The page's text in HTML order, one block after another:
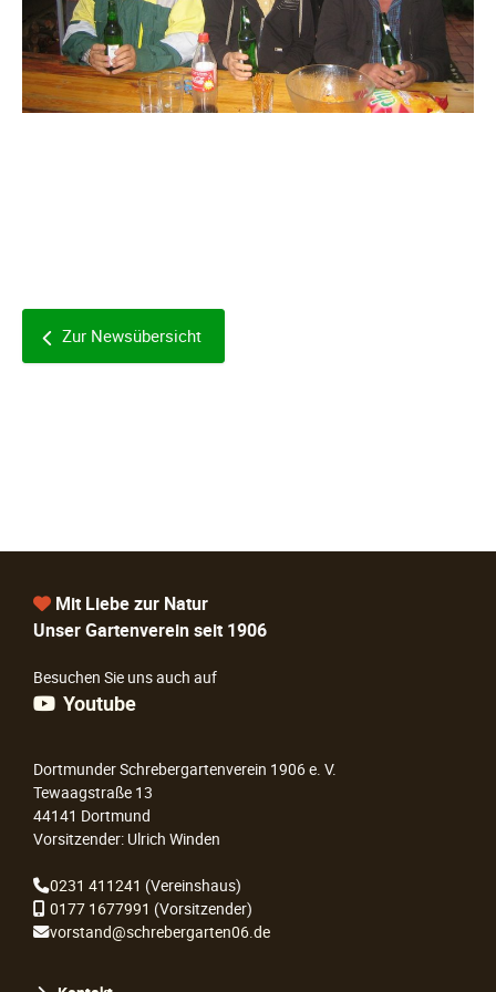
Zur Newsübersicht
Mit Liebe zur Natur
Unser Gartenverein seit 1906
Besuchen Sie uns auch auf
Youtube
Dortmunder Schrebergartenverein 1906 e. V.
Tewaagstraße 13
44141 Dortmund
Vorsitzender: Ulrich Winden
0231 411241 (Vereinshaus)
0177 1677991 (Vorsitzender)
vorstand@schrebergarten06.de